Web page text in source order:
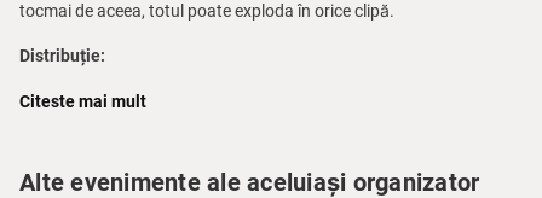
tocmai de aceea, totul poate exploda în orice clipă.
Distribuție:
– Mihai Bisericanu –
– Ioan Paraschiv –Remy Deswaert
Citeste mai mult
Alte evenimente ale aceluiași organizator